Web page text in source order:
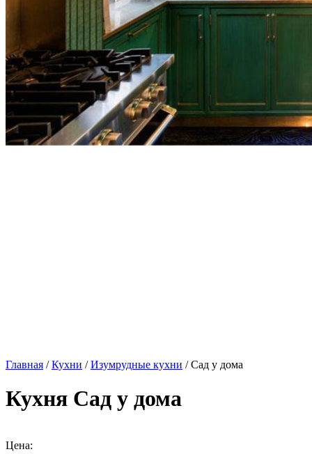
Главная /Кухни /Изумрудные кухни / Сад у дома
Кухня Сад у дома
Цена: